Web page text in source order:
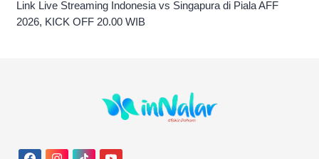
Link Live Streaming Indonesia vs Singapura di Piala AFF
2026, KICK OFF 20.00 WIB